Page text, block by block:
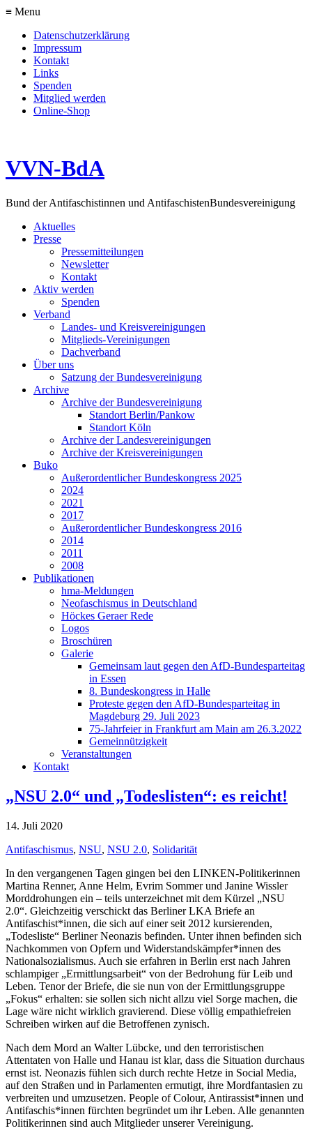
≡ Menu
Datenschutzerklärung
Impressum
Kontakt
Links
Spenden
Mitglied werden
Online-Shop
VVN-BdA
Bund der Antifaschistinnen und AntifaschistenBundesvereinigung
Aktuelles
Presse
Pressemitteilungen
Newsletter
Kontakt
Aktiv werden
Spenden
Verband
Landes- und Kreisvereinigungen
Mitglieds-Vereinigungen
Dachverband
Über uns
Satzung der Bundesvereinigung
Archive
Archive der Bundesvereinigung
Standort Berlin/Pankow
Standort Köln
Archive der Landesvereinigungen
Archive der Kreisvereinigungen
Buko
Außerordentlicher Bundeskongress 2025
2024
2021
2017
Außerordentlicher Bundeskongress 2016
2014
2011
2008
Publikationen
hma-Meldungen
Neofaschismus in Deutschland
Höckes Geraer Rede
Logos
Broschüren
Galerie
Gemeinsam laut gegen den AfD-Bundesparteitag
in Essen
8. Bundeskongress in Halle
Proteste gegen den AfD-Bundesparteitag in
Magdeburg 29. Juli 2023
75-Jahrfeier in Frankfurt am Main am 26.3.2022
Gemeinnützigkeit
Veranstaltungen
Kontakt
„NSU 2.0“ und „Todeslisten“: es reicht!
14. Juli 2020
Antifaschismus, NSU, NSU 2.0, Solidarität
In den vergangenen Tagen gingen bei den LINKEN-Politikerinnen
Martina Renner, Anne Helm, Evrim Sommer und Janine Wissler
Morddrohungen ein – teils unterzeichnet mit dem Kürzel „NSU
2.0“. Gleichzeitig verschickt das Berliner LKA Briefe an
Antifaschist*innen, die sich auf einer seit 2012 kursierenden,
„Todesliste“ Berliner Neonazis befinden. Unter ihnen befinden sich
Nachkommen von Opfern und Widerstandskämpfer*innen des
Nationalsozialismus. Auch sie erfahren in Berlin erst nach Jahren
schlampiger „Ermittlungsarbeit“ von der Bedrohung für Leib und
Leben. Tenor der Briefe, die sie nun von der Ermittlungsgruppe
„Fokus“ erhalten: sie sollen sich nicht allzu viel Sorge machen, die
Lage wäre nicht wirklich gravierend. Diese völlig empathiefreien
Schreiben wirken auf die Betroffenen zynisch.
Nach dem Mord an Walter Lübcke, und den terroristischen
Attentaten von Halle und Hanau ist klar, dass die Situation durchaus
ernst ist. Neonazis fühlen sich durch rechte Hetze in Social Media,
auf den Straßen und in Parlamenten ermutigt, ihre Mordfantasien zu
verbreiten und umzusetzen. People of Colour, Antirassist*innen und
Antifaschis*innen fürchten begründet um ihr Leben. Alle genannten
Politikerinnen sind auch Mitglieder unserer Vereinigung.